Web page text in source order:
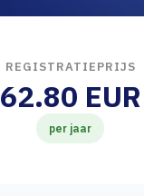
REGISTRATIEPRIJS
62.80 EUR
per jaar